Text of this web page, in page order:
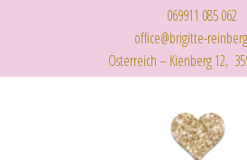
069911 085 062
office@brigitte-
Österreich – Kienberg 12,